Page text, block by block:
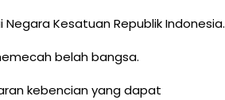
Kesatuan Republik Indonesia.
belah bangsa.
kebencian yang dapat